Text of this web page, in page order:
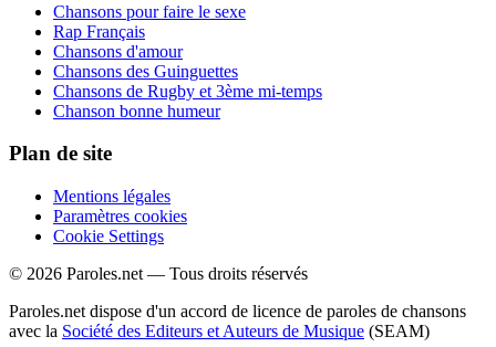
Chansons pour faire le sexe
Rap Français
Chansons d'amour
Chansons des Guinguettes
Chansons de Rugby et 3ème mi-temps
Chanson bonne humeur
Plan de site
Mentions légales
Paramètres cookies
Cookie Settings
© 2026 Paroles.net — Tous droits réservés
Paroles.net dispose d'un accord de licence de paroles de chansons
avec la Société des Editeurs et Auteurs de Musique (SEAM)